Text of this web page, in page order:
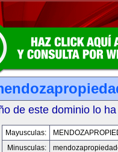
de este dominio lo
Mayusculas:
Minusculas: